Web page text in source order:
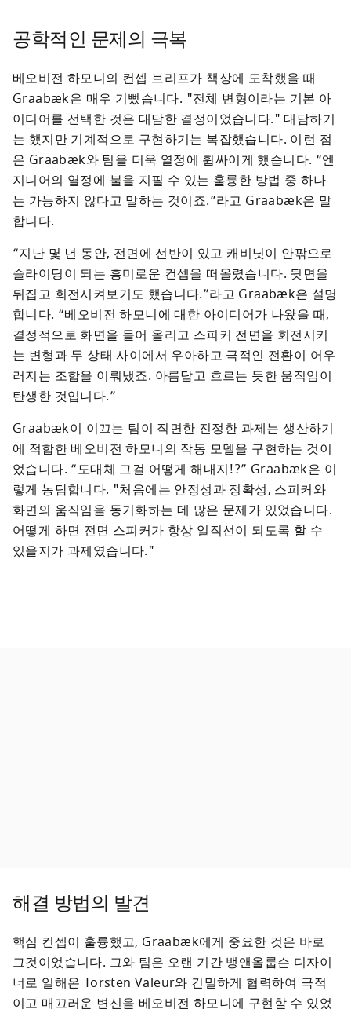
공학적인 문제의 극복
베오비전 하모니의 컨셉 브리프가 책상에 도착했을 때
Graabæk은 매우 기뻤습니다. "전체 변형이라는 기본 아
이디어를 선택한 것은 대담한 결정이었습니다." 대담하기
는 했지만 기계적으로 구현하기는 복잡했습니다. 이런 점
은 Graabæk와 팀을 더욱 열정에 휩싸이게 했습니다. “엔
지니어의 열정에 불을 지필 수 있는 훌륭한 방법 중 하나
는 가능하지 않다고 말하는 것이죠.”라고 Graabæk은 말
합니다.
“지난 몇 년 동안, 전면에 선반이 있고 캐비닛이 안팎으로
슬라이딩이 되는 흥미로운 컨셉을 떠올렸습니다. 뒷면을
뒤집고 회전시켜보기도 했습니다.”라고 Graabæk은 설명
합니다. “베오비전 하모니에 대한 아이디어가 나왔을 때,
결정적으로 화면을 들어 올리고 스피커 전면을 회전시키
는 변형과 두 상태 사이에서 우아하고 극적인 전환이 어우
러지는 조합을 이뤄냈죠. 아름답고 흐르는 듯한 움직임이
탄생한 것입니다.”
Graabæk이 이끄는 팀이 직면한 진정한 과제는 생산하기
에 적합한 베오비전 하모니의 작동 모델을 구현하는 것이
었습니다. “도대체 그걸 어떻게 해내지!?” Graabæk은 이
렇게 농담합니다. "처음에는 안정성과 정확성, 스피커와
화면의 움직임을 동기화하는 데 많은 문제가 있었습니다.
어떻게 하면 전면 스피커가 항상 일직선이 되도록 할 수
있을지가 과제였습니다."
해결 방법의 발견
핵심 컨셉이 훌륭했고, Graabæk에게 중요한 것은 바로
그것이었습니다. 그와 팀은 오랜 기간 뱅앤올룹슨 디자이
너로 일해온 Torsten Valeur와 긴밀하게 협력하여 극적
이고 매끄러운 변신을 베오비전 하모니에 구현할 수 있었